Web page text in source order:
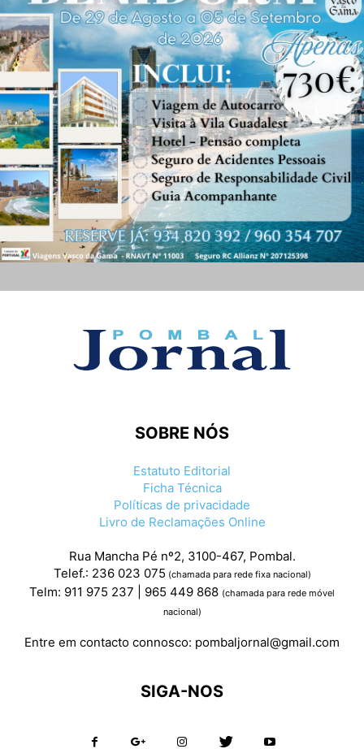
SOBRE NÓS
Estatuto Editorial
Ficha Técnica
Políticas de privacidade
Livro de Reclamações Online
Rua Mancha Pé nº2, 3100-467, Pombal.
Telef.: 236 023 075 (chamada para rede fixa nacional)
Telm: 911 975 237 | 965 449 868 (chamada para rede móvel
nacional)
Entre em contacto connosco: pombaljornal@gmail.com
SIGA-NOS